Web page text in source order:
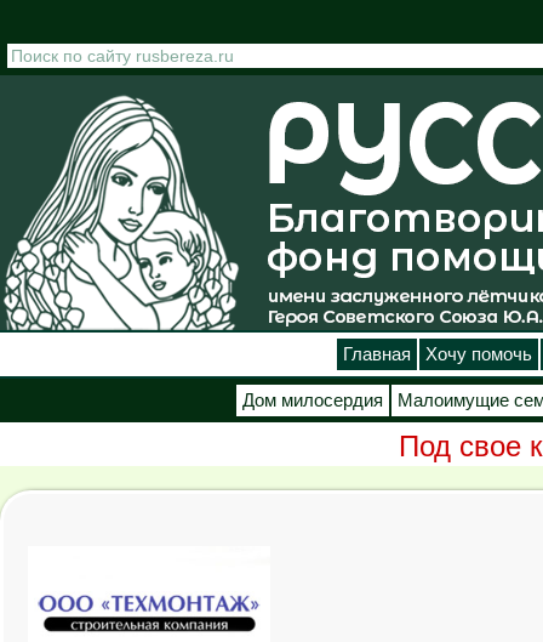
Главная Хочу помочь
Дом милосердия Малоимущие
Под свое